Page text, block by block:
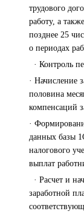
трудового
работу, а
позднее 25
о периодах
· Контроль
· Начисление
половина
компенсаций
·
данных базы
налогового
выплат
· Расчет и
заработной